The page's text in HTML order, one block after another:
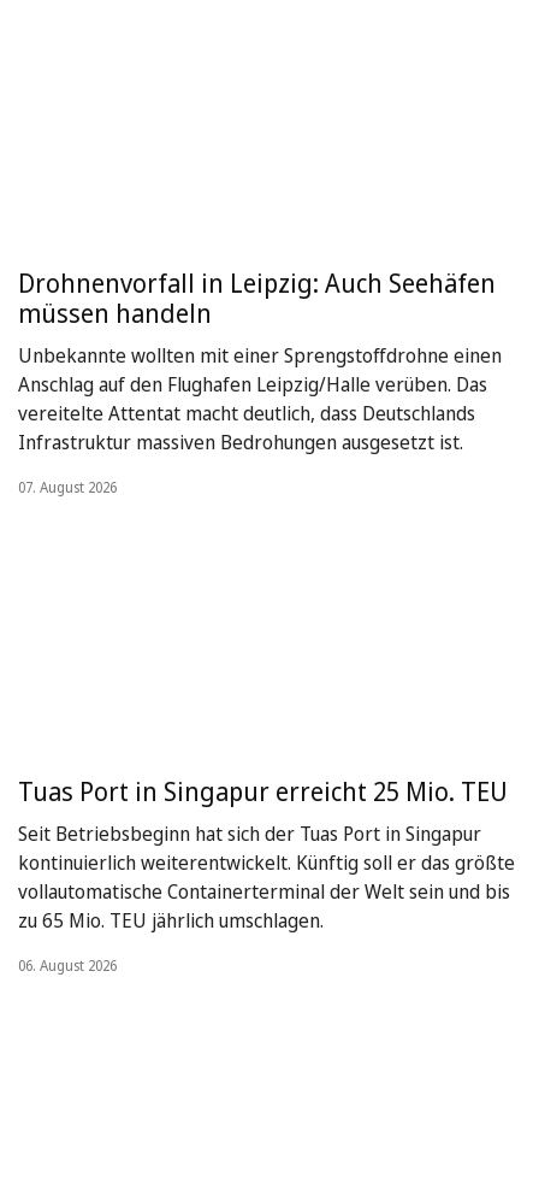
Drohnenvorfall in Leipzig: Auch Seehäfen
müssen handeln
Unbekannte wollten mit einer Sprengstoffdrohne einen
Anschlag auf den Flughafen Leipzig/Halle verüben. Das
vereitelte Attentat macht deutlich, dass Deutschlands
Infrastruktur massiven Bedrohungen ausgesetzt ist.
07. August 2026
Tuas Port in Singapur erreicht 25 Mio. TEU
Seit Betriebsbeginn hat sich der Tuas Port in Singapur
kontinuierlich weiterentwickelt. Künftig soll er das größte
vollautomatische Containerterminal der Welt sein und bis
zu 65 Mio. TEU jährlich umschlagen.
06. August 2026